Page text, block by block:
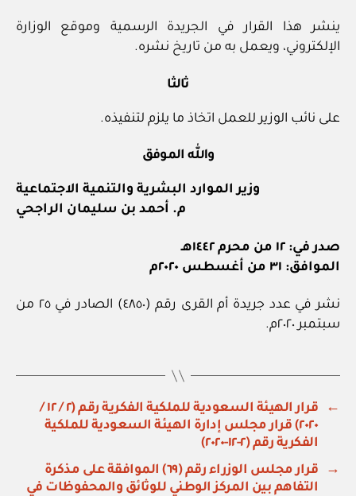
ينشر هذا القرار في الجريدة الرسمية وموقع الوزارة
الإلكتروني، ويعمل به من تاريخ نشره.
ثالثا
على نائب الوزير للعمل اتخاذ ما يلزم لتنفيذه.
والله الموفق
وزير الموارد البشرية والتنمية الاجتماعية
م. أحمد بن سليمان الراجحي
صدر في: ١٢ من محرم ١٤٤٢هـ
الموافق: ٣١ من أغسطس ٢٠٢٠م
نشر في عدد جريدة أم القرى رقم (٤٨٥٠) الصادر في ٢٥ من
سبتمبر ٢٠٢٠م.
←
قرار الهيئة السعودية للملكية الفكرية رقم (٢ / ١٢ /
٢٠٢٠) قرار مجلس إدارة الهيئة السعودية للملكية
الفكرية رقم (٢-١٢-٢٠٢٠)
→
قرار مجلس الوزراء رقم (٦٩) الموافقة على مذكرة
التفاهم بين المركز الوطني للوثائق والمحفوظات في